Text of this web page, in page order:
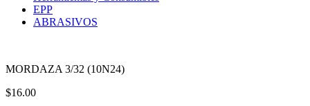
EPP
ABRASIVOS
MORDAZA 3/32 (10N24)
$16.00